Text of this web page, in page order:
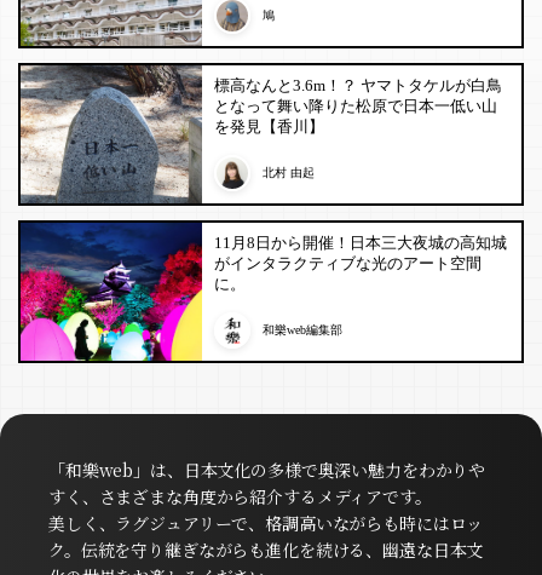
鳩
標高なんと3.6m！？ ヤマトタケルが白鳥
となって舞い降りた松原で日本一低い山
を発見【香川】
北村 由起
11月8日から開催！日本三大夜城の高知城
がインタラクティブな光のアート空間
に。
和樂web編集部
「和樂web」は、日本文化の多様で奥深い魅力をわかりや
すく、さまざまな角度から紹介するメディアです。
美しく、ラグジュアリーで、格調高いながらも時にはロッ
ク。伝統を守り継ぎながらも進化を続ける、幽遠な日本文